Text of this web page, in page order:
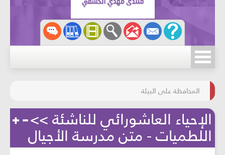
مسابقة الركب الحسينيّ
المحافظة على البيئة
الإحياء العاشورائي للناشئة >>
اللطميات - متن مدرسة الأجيال